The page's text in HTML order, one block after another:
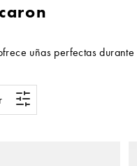
uñas perfectas